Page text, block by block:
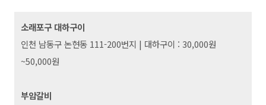
소래포구 대하구이
인천 남동구 논현동 111-200번지 | 대하구이 : 30,000원
~50,000원
부암갈비